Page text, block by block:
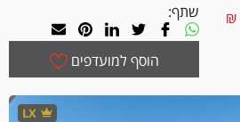
שתף:
הוסף למועדפים
LX